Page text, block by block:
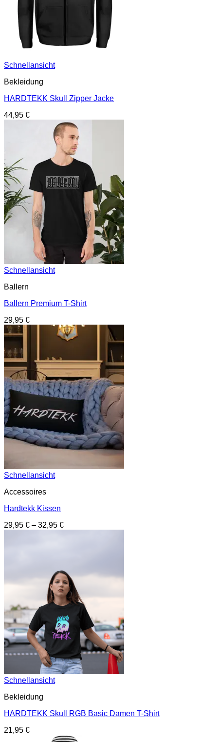
Schnellansicht
Bekleidung
HARDTEKK Skull Zipper Jacke
44,95 €
Schnellansicht
Ballern
Ballern Premium T-Shirt
29,95 €
Schnellansicht
Accessoires
Hardtekk Kissen
29,95 € – 32,95 €
Schnellansicht
Bekleidung
HARDTEKK Skull RGB Basic Damen T-Shirt
21,95 €